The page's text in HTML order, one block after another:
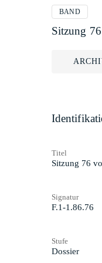
BAND
Sitzung
Titel
Sitzung 76
Signatur
F.1-1.86.76
Stufe
Dossier